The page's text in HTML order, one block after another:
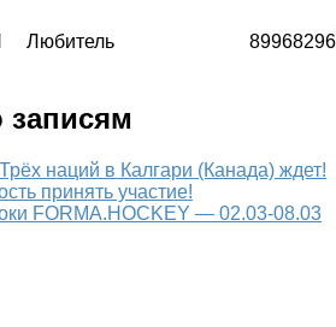
Любитель
записям
наций в Калгари (Канада) ждет!
принять участие!
FORMA.HOCKEY — 02.03-08.03